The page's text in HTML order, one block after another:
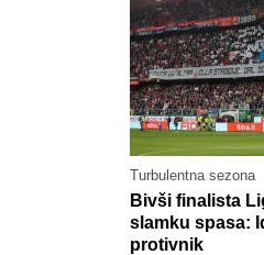
Turbulentna sezona
Bivši finalista
slamku spasa:
protivnik